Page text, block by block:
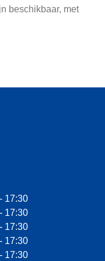
beschikbaar, met
17:30
17:30
17:30
17:30
17:30